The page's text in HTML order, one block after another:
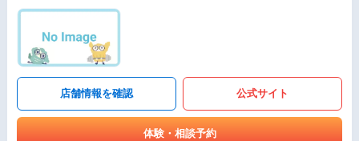
店舗情報を確認 公式サイト
体験・相談予約